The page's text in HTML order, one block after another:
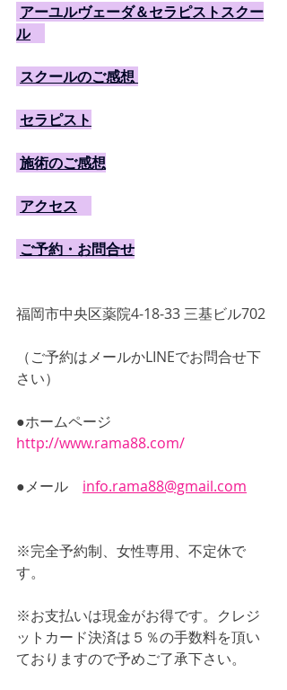
アーユルヴェーダ＆セラピストスクー
ル
スクールのご感想
セラピスト
施術のご感想
アクセス
ご予約・お問合せ
福岡市中央区薬院4-18-33 三基ビル702
（ご予約はメールかLINEでお問合せ下
さい）
●ホームページ
http://www.rama88.com/
●メール info.rama88@gmail.com
※完全予約制、女性専用、不定休で
す。
※お支払いは現金がお得です。クレジ
ットカード決済は５％の手数料を頂い
ておりますので予めご了承下さい。